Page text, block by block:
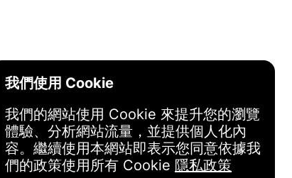
我們使用 Cookie
我們的網站使用 Cookie 來提升您的瀏覽
體驗、分析網站流量，並提供個人化內
容。繼續使用本網站即表示您同意依據我
們的政策使用所有 Cookie 隱私政策